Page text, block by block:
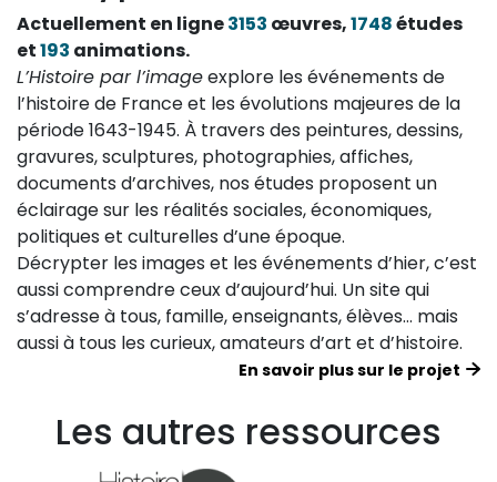
Actuellement en ligne3153 œuvres,1748études
et193 animations.
L’Histoire par l’imageexplore les événements de
l’histoire de France et les évolutions majeures de la
période 1643-1945. À travers des peintures, dessins,
gravures, sculptures, photographies, affiches,
documents d’archives, nos études proposent un
éclairage sur les réalités sociales, économiques,
politiques et culturelles d’une époque.
Décrypter les images et les événements d’hier, c’est
aussi comprendre ceux d’aujourd’hui. Un site qui
s’adresse à tous, famille, enseignants, élèves… mais
aussi à tous les curieux, amateurs d’art et d’histoire.
En savoir plus sur le projet
Les autres ressources